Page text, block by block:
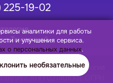
Томилиной
225-19-02
«Стоматология
КПП 027401001, ОГРН
аналитики для работы
и улучшения сервиса.
о персональных данных.
необязательные